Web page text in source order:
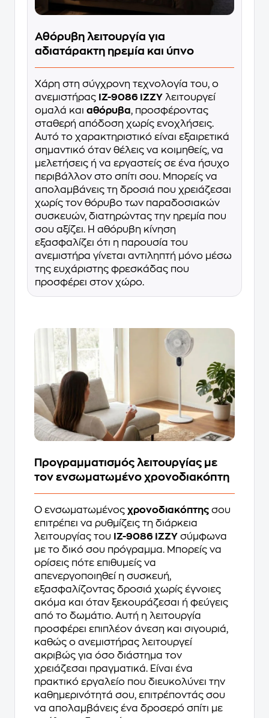
Αθόρυβη λειτουργία για
αδιατάρακτη ηρεμία και ύπνο
Χάρη στη σύγχρονη τεχνολογία του, ο
ανεμιστήρας IZ-9086 IZZY λειτουργεί
ομαλά και αθόρυβα, προσφέροντας
σταθερή απόδοση χωρίς ενοχλήσεις.
Αυτό το χαρακτηριστικό είναι εξαιρετικά
σημαντικό όταν θέλεις να κοιμηθείς, να
μελετήσεις ή να εργαστείς σε ένα ήσυχο
περιβάλλον στο σπίτι σου. Μπορείς να
απολαμβάνεις τη δροσιά που χρειάζεσαι
χωρίς τον θόρυβο των παραδοσιακών
συσκευών, διατηρώντας την ηρεμία που
σου αξίζει. Η αθόρυβη κίνηση
εξασφαλίζει ότι η παρουσία του
ανεμιστήρα γίνεται αντιληπτή μόνο μέσω
της ευχάριστης φρεσκάδας που
προσφέρει στον χώρο.
Προγραμματισμός λειτουργίας με
τον ενσωματωμένο χρονοδιακόπτη
Ο ενσωματωμένος χρονοδιακόπτης σου
επιτρέπει να ρυθμίζεις τη διάρκεια
λειτουργίας του
IZ-9086 IZZY σύμφωνα
με το δικό σου πρόγραμμα. Μπορείς να
ορίσεις πότε επιθυμείς να
απενεργοποιηθεί η συσκευή,
εξασφαλίζοντας δροσιά χωρίς έγνοιες
ακόμα και όταν ξεκουράζεσαι ή φεύγεις
από το δωμάτιο. Αυτή η λειτουργία
προσφέρει επιπλέον άνεση και σιγουριά,
καθώς ο ανεμιστήρας λειτουργεί
ακριβώς για όσο διάστημα τον
χρειάζεσαι πραγματικά. Είναι ένα
πρακτικό εργαλείο που διευκολύνει την
καθημερινότητά σου, επιτρέποντάς σου
να απολαμβάνεις ένα δροσερό σπίτι με